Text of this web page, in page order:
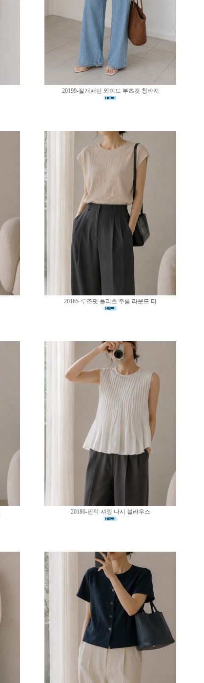
20199-절개패턴 와이드 부츠컷 청바지
20185-루즈핏 플리츠 주름 라운드 티
20186-핀턱 셔링 나시 블라우스